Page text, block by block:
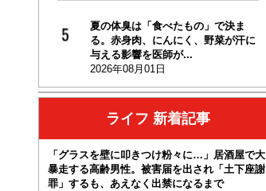
夏の体臭は「食べたもの」で決ま
る。赤身肉、にんにく、野菜が汗に
与える影響を医師が...
2026年08月01日
ライフ 新着記事
「グラスを壁に叩きつけ粉々に…」居酒屋で大
暴走する高齢男性。被害届を出され「土下座謝
罪」するも、あえなく出禁になるまで